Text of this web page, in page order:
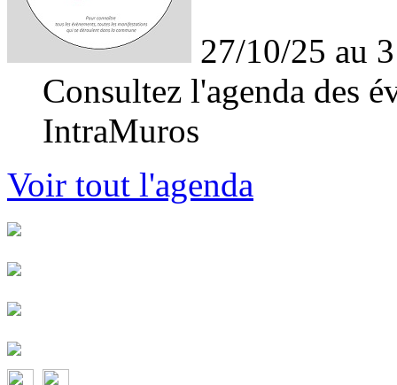
27/10/25 au
Consultez l'agenda des
IntraMuros
Voir tout l'agenda